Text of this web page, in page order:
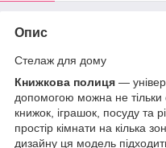
Опис
Стелаж для дому
Книжкова полиця —
допомогою можна не тільки
книжок, іграшок, посуду та
простір кімнати на кілька
дизайну ця модель